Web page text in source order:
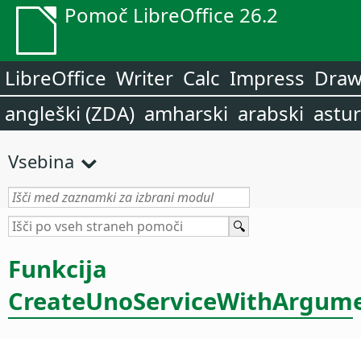
Pomoč LibreOffice 26.2
LibreOffice Writer Calc Impress
angleški (ZDA) amharski arabski
Vsebina
Funkcija